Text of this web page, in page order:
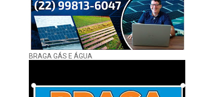
BRAGA GÁS E ÁGUA